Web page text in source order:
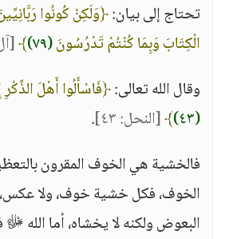
تحتاج إلى بيان:﴿وَلَكِنْ كُونُوا
الْكِتَابَ وَبِمَا كُنْتُمْ تَدْرُسُونَ(٧٩) ﴾
وقال الله تعالى:﴿فَاسْأَلُوا أَهْلَ
(٤٣)
﴾[النحل: ٤٣]
.
فالخشية هي الخوف المقرون
الخوف، فكل خشية خوف، ولا
البعوض ولكنه لا يخشاه، أما الله ﷻ